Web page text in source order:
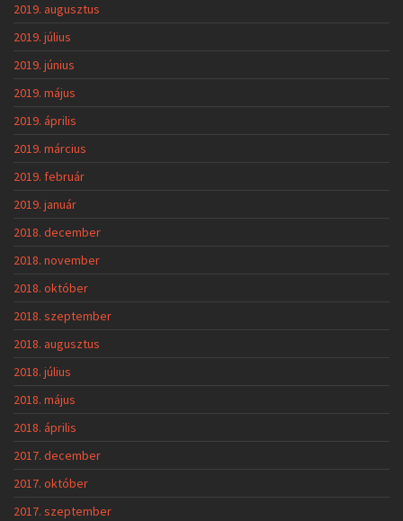
2019. augusztus
2019. július
2019. június
2019. május
2019. április
2019. március
2019. február
2019. január
2018. december
2018. november
2018. október
2018. szeptember
2018. augusztus
2018. július
2018. május
2018. április
2017. december
2017. október
2017. szeptember